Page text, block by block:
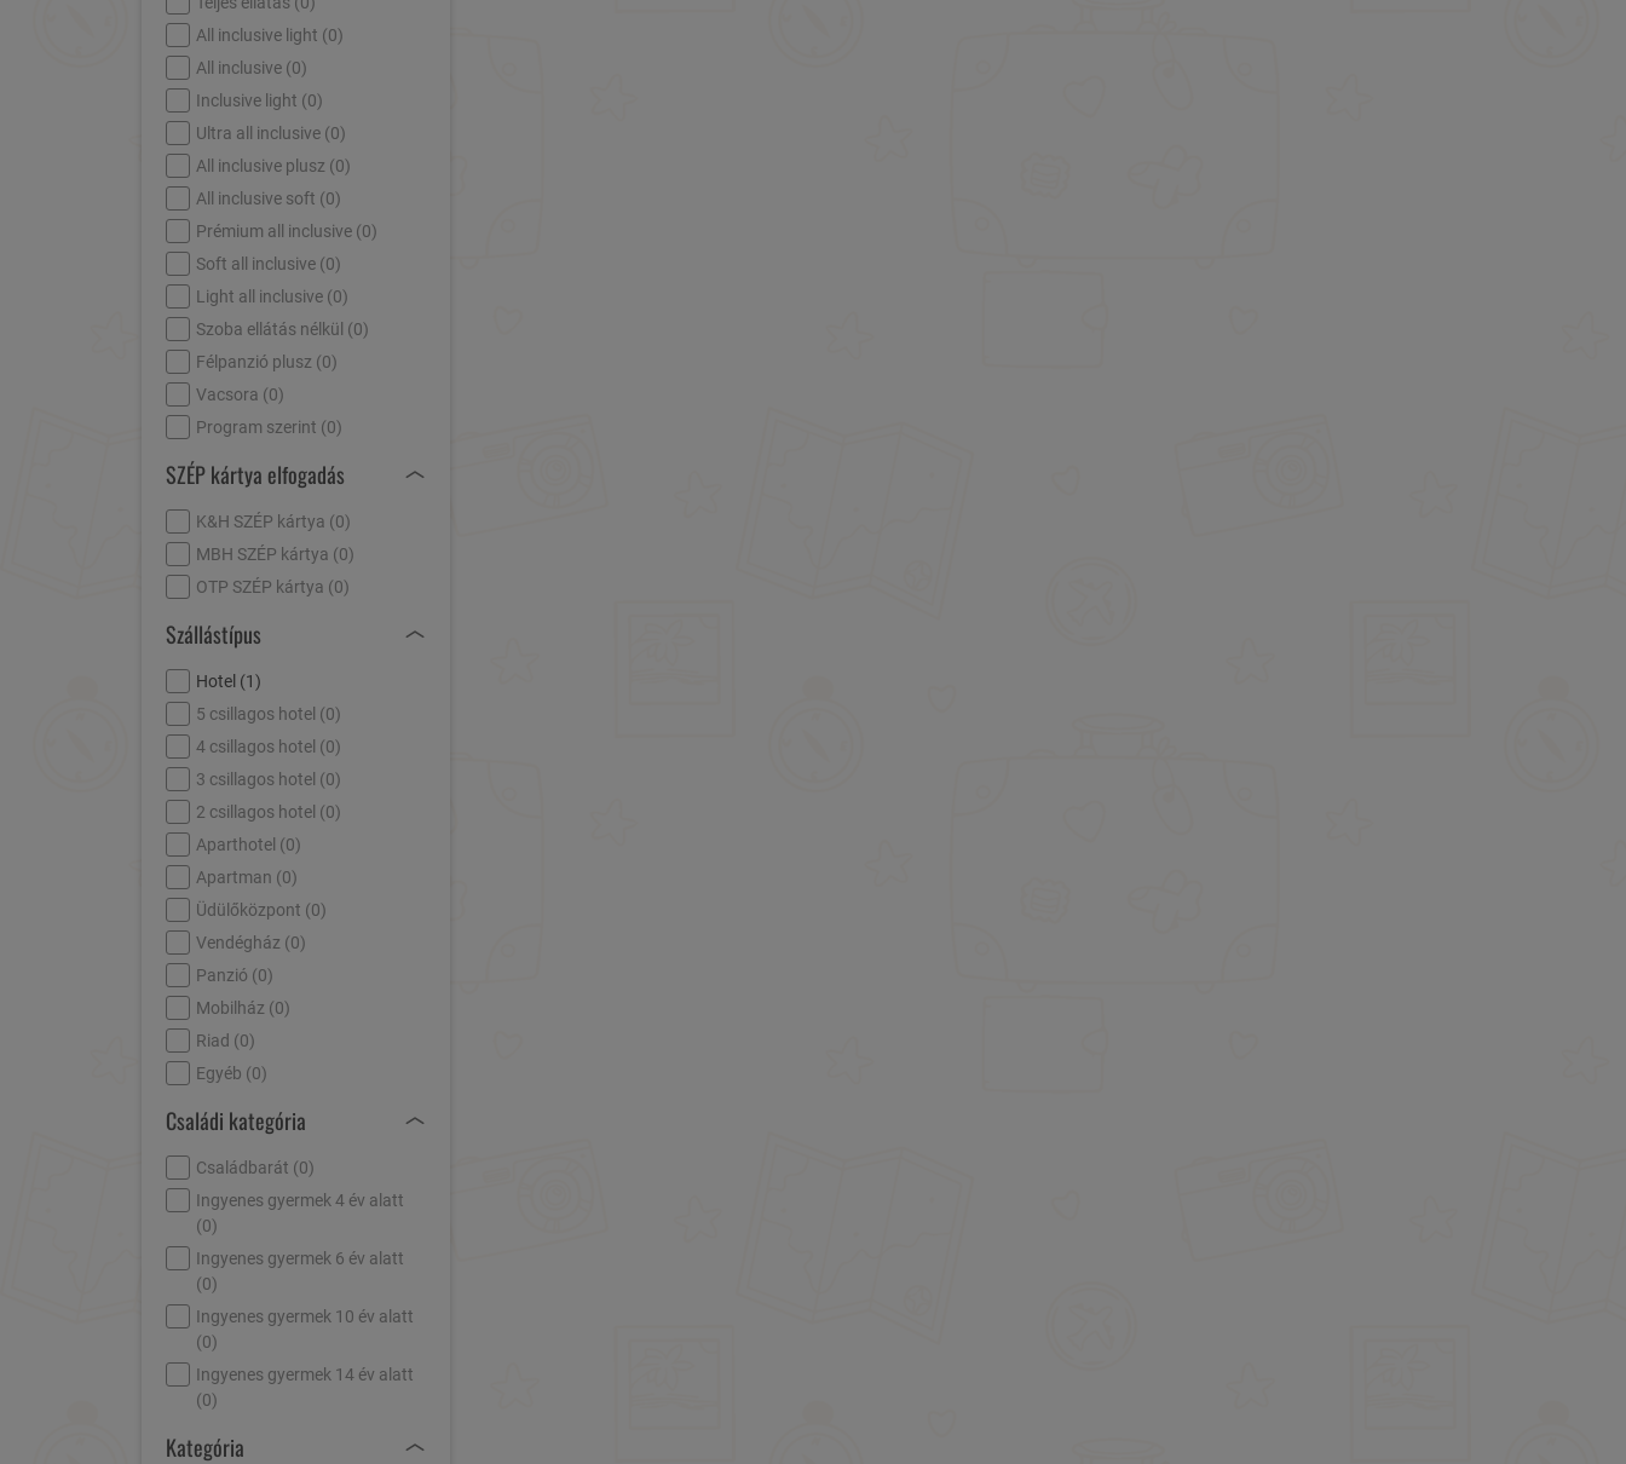
All inclusive light (0)
All inclusive (0)
Inclusive light (0)
Ultra all inclusive (0)
All inclusive plusz (0)
All inclusive soft (0)
Prémium all inclusive (0)
Soft all inclusive (0)
Light all inclusive (0)
Szoba ellátás nélkül (0)
Félpanzió plusz (0)
Vacsora (0)
Program szerint (0)
SZÉP kártya elfogadás
K&H SZÉP kártya (0)
MBH SZÉP kártya (0)
OTP SZÉP kártya (0)
Szállástípus
Hotel (1)
5 csillagos hotel (0)
4 csillagos hotel (0)
3 csillagos hotel (0)
2 csillagos hotel (0)
Aparthotel (0)
Apartman (0)
Üdülőközpont (0)
Vendégház (0)
Panzió (0)
Mobilház (0)
Riad (0)
Egyéb (0)
Családi kategória
Családbarát (0)
Ingyenes gyermek 4 év alatt
(0)
Ingyenes gyermek 6 év alatt
(0)
Ingyenes gyermek 10 év alatt
(0)
Ingyenes gyermek 14 év alatt
(0)
Kategória